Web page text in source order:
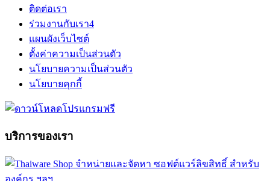
ติดต่อเรา
ร่วมงานกับเรา4
แผนผังเว็บไซต์
ตั้งค่าความเป็นส่วนตัว
นโยบายความเป็นส่วนตัว
นโยบายคุกกี้
บริการของเรา